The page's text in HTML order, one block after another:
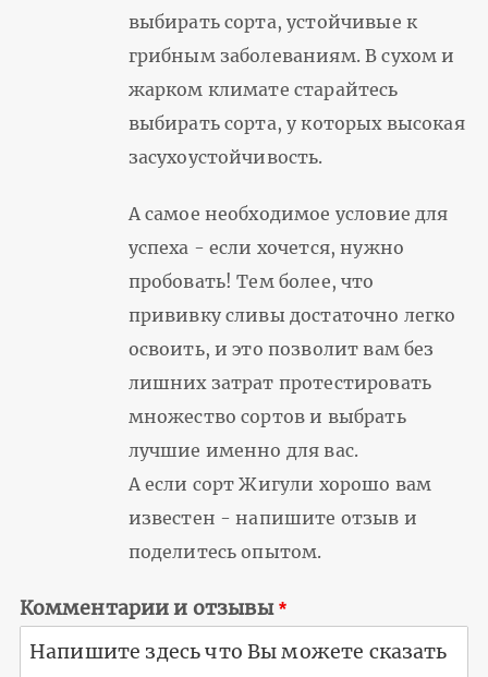
выбирать сорта, устойчивые к
грибным заболеваниям. В сухом и
жарком климате старайтесь
выбирать сорта, у которых высокая
засухоустойчивость.
А самое необходимое условие для
успеха - если хочется, нужно
пробовать! Тем более, что
прививку сливы достаточно легко
освоить, и это позволит вам без
лишних затрат протестировать
множество сортов и выбрать
лучшие именно для вас.
А если сорт Жигули хорошо вам
известен - напишите отзыв и
поделитесь опытом.
Комментарии и отзывы